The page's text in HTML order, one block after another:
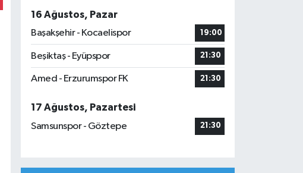
16 Ağustos, Pazar
Başakşehir - Kocaelispor
19:00
Beşiktaş - Eyüpspor 21:30
Amed - Erzurumspor FK 21:30
17 Ağustos, Pazartesi
Samsunspor - Göztepe
21:30